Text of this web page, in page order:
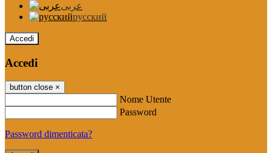
عربى
русский
Accedi
Accedi
button close ×
Nome Utente
Password
Password dimenticata?